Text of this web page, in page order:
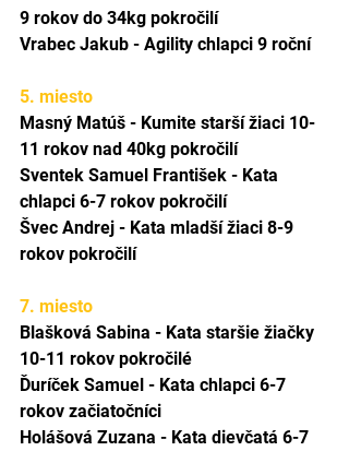
9 rokov do 34kg pokročilí
Vrabec Jakub - Agility chlapci 9 roční
5. miesto
Masný Matúš - Kumite starší žiaci 10-
11 rokov nad 40kg pokročilí
Sventek Samuel František - Kata
chlapci 6-7 rokov pokročilí
Švec Andrej - Kata mladší žiaci 8-9
rokov pokročilí
7. miesto
Blašková Sabina - Kata staršie žiačky
10-11 rokov pokročilé
Ďuríček Samuel - Kata chlapci 6-7
rokov začiatočníci
Holášová Zuzana - Kata dievčatá 6-7